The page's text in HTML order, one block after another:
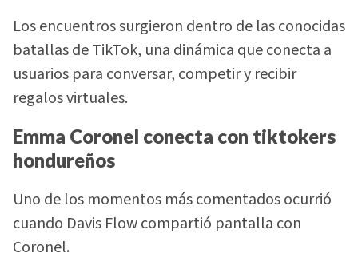
Los encuentros surgieron dentro de las conocidas
batallas de TikTok, una dinámica que conecta a
usuarios para conversar, competir y recibir
regalos virtuales.
Emma Coronel conecta con tiktokers
hondureños
Uno de los momentos más comentados ocurrió
cuando Davis Flow compartió pantalla con
Coronel.